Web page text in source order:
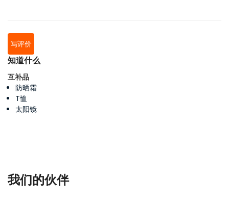
写评价
知道什么
互补品
防晒霜
T恤
太阳镜
我们的伙伴